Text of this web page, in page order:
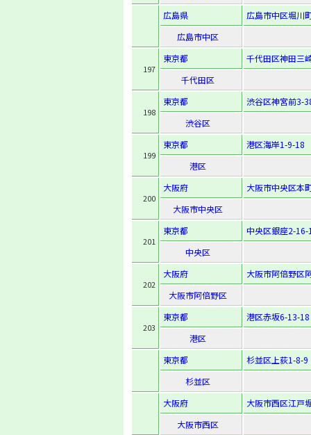
広島県
広島市中区堀川
広島市中区
197
東京都
千代田区神田三
千代田区
198
東京都
渋谷区神宮前3-
渋谷区
199
東京都
港区海岸1-9-18
港区
200
大阪府
大阪市中央区本
大阪市中央区
201
東京都
中央区銀座2-16-
中央区
202
大阪府
大阪市阿倍野区
大阪市阿倍野区
203
東京都
港区赤坂6-13-18
港区
東京都
杉並区上荻1-8-9
杉並区
大阪府
大阪市西区江戸
大阪市西区